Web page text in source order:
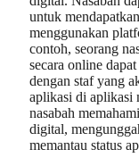
untuk
menggunakan
contoh, seorang
secara online
dengan staf yang
aplikasi di aplikasi
nasabah
digital,
memantau status